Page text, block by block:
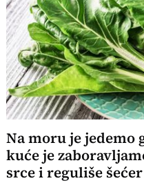
Na moru je jedemo
kuće je
srce i reguliše šećer